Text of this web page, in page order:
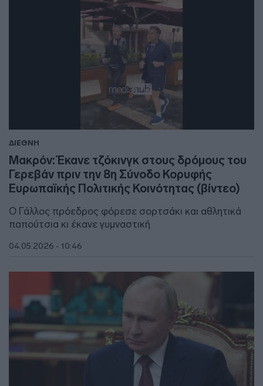
ΔΙΕΘΝΗ
Μακρόν: Έκανε τζόκινγκ στους δρόμους του
Γερεβάν πριν την 8η Σύνοδο Κορυφής
Ευρωπαϊκής Πολιτικής Κοινότητας (βίντεο)
Ο Γάλλος πρόεδρος φόρεσε σορτσάκι και αθλητικά
παπούτσια κι έκανε γυμναστική
04.05.2026 - 10:46